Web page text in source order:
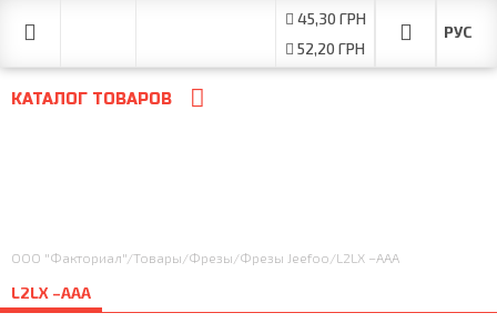
45,30 ГРН
52,20 ГРН
КАТАЛОГ ТОВАРОВ
ООО "Факториал"/Товары /Фрезы /Фрезы Jeefoo /L2LX –AAA
L2LX –AAA